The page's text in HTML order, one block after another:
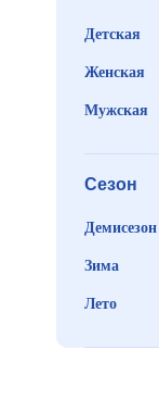
Детская
Женская
Мужская
Сезон
Демисезон
Зима
Лето